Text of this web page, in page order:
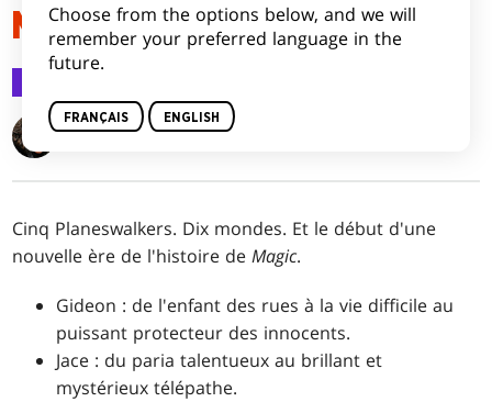
NOUVELLE ÈRE
Jenna Helland
Cinq Planeswalkers. Dix mondes. Et le début d'une
nouvelle ère de l'histoire deMagic.
Gideon : de l'enfant des rues à la vie difficile au
puissant protecteur des innocents.
Jace : du paria talentueux au brillant et
mystérieux télépathe.
Choose from the options below, and we will
remember your preferred language in the
future.
FRANÇAIS ENGLISH